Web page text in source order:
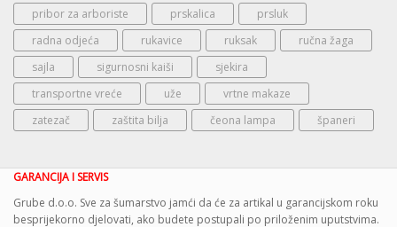
pribor za arboriste
prskalica
prsluk
radna odjeća
rukavice ruksak
ručna žaga
sajla
sigurnosni kaiši
sjekira
transportne vreće
uže
vrtne makaze
zatezač
zaštita bilja čeona lampa španeri
GARANCIJA I SERVIS
Grube d.o.o. Sve za šumarstvo jamći da će za artikal u garancijskom roku
besprijekorno djelovati, ako budete postupali po priloženim uputstvima.